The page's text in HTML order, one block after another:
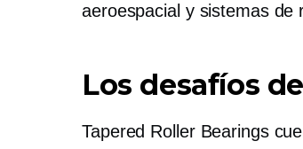
aeroespacial y sistemas de
Los desafíos
Tapered Roller Bearings